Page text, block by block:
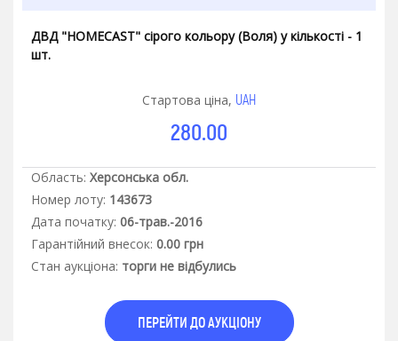
ДВД "HOMECAST" сірого кольору (Воля) у кількості - 1
шт.
Стартова ціна, UAH
280.00
Область: Херсонська обл.
Номер лоту: 143673
Дата початку: 06-трав.-2016
Гарантiйний внесок: 0.00 грн
Стан аукцiона: торги не відбулись
ПЕРЕЙТИ ДО АУКЦІОНУ